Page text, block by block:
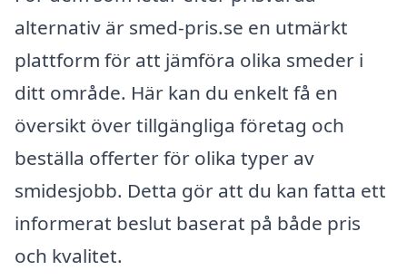
alternativ är smed-pris.se en utmärkt
plattform för att jämföra olika smeder i
ditt område. Här kan du enkelt få en
översikt över tillgängliga företag och
beställa offerter för olika typer av
smidesjobb. Detta gör att du kan fatta ett
informerat beslut baserat på både pris
och kvalitet.